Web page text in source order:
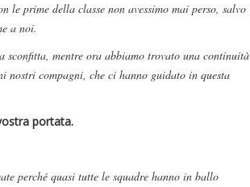
prime della classe non avessimo mai perso, salvo
a noi.
mentre ora abbiamo trovato una continuità
nostri compagni, che ci hanno guidato in questa
portata.
perché quasi tutte le squadre hanno in ballo